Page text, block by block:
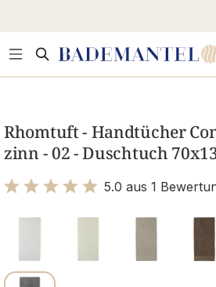
Rhomtuft - Handtücher
zinn - 02 - Duschtuch
5.0 aus 1